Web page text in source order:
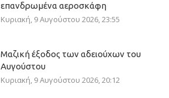
επανδρωμένα αεροσκάφη
Κυριακή, 9 Αυγούστου 2026, 23:55
Μαζική έξοδος των αδειούχων του
Αυγούστου
Κυριακή, 9 Αυγούστου 2026, 20:12